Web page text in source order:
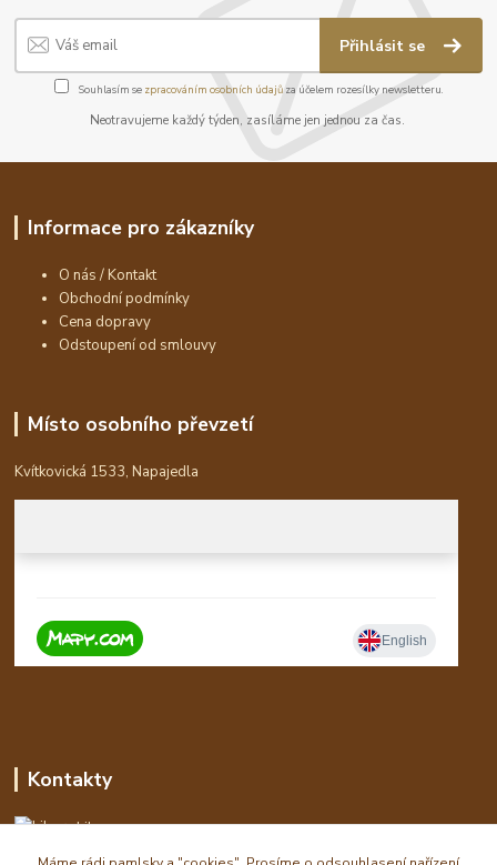
Přihlásit se
Souhlasím se zpracováním osobních údajůza účelem rozesílky newsletteru.
Neotravujeme každý týden, zasíláme jen jednou za čas.
Informace pro zákazníky
O nás / Kontakt
Obchodní podmínky
Cena dopravy
Odstoupení od smlouvy
Místo osobního převzetí
Kvítkovická 1533, Napajedla
Kontakty
Libor